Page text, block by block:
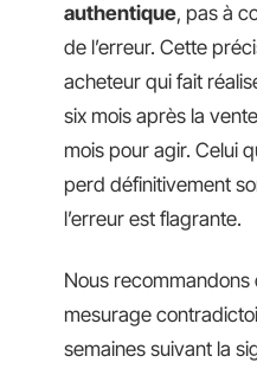
authentique, pas à
de l’erreur. Cette
acheteur qui fait
six mois après la
mois pour agir. Celui
perd définitivement
l’erreur est flagrante.
Nous recommandons
mesurage
semaines suivant la